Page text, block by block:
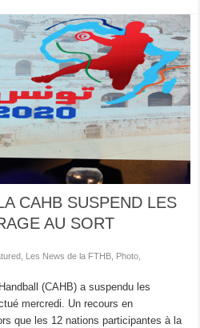
CAHB SUSPEND LES
AU SORT
Les News de la FTHB Photo
(CAHB) a suspendu les
mercredi. Un recours en
que les 12 nations participantes à la